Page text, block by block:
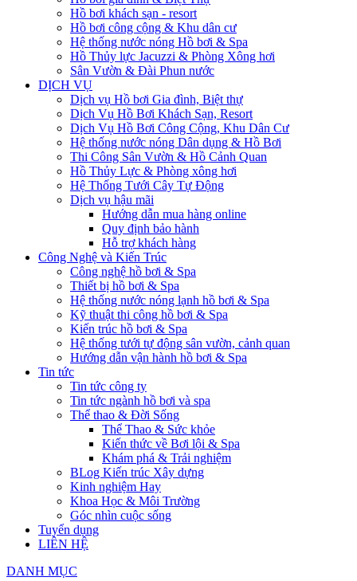
Hồ bơi khách sạn - resort
Hồ bơi công cộng & Khu dân cư
Hệ thống nước nóng Hồ bơi & Spa
Hồ Thủy lực Jacuzzi & Phòng Xông hơi
Sân Vườn & Đài Phun nước
DỊCH VỤ
Dịch vụ Hồ bơi Gia đình, Biệt thự
Dịch Vụ Hồ Bơi Khách Sạn, Resort
Dịch Vụ Hồ Bơi Công Cộng, Khu Dân Cư
Hệ thống nước nóng Dân dụng & Hồ Bơi
Thi Công Sân Vườn & Hồ Cảnh Quan
Hồ Thủy Lực & Phòng xông hơi
Hệ Thống Tưới Cây Tự Động
Dịch vụ hậu mãi
Hướng dẫn mua hàng online
Quy định bảo hành
Hỗ trợ khách hàng
Công Nghệ và Kiến Trúc
Công nghệ hồ bơi & Spa
Thiết bị hồ bơi & Spa
Hệ thống nước nóng lạnh hồ bơi & Spa
Kỹ thuật thi công hồ bơi & Spa
Kiến trúc hồ bơi & Spa
Hệ thống tưới tự động sân vườn, cảnh quan
Hướng dẫn vận hành hồ bơi & Spa
Tin tức
Tin tức công ty
Tin tức ngành hồ bơi và spa
Thể thao & Đời Sống
Thể Thao & Sức khỏe
Kiến thức về Bơi lội & Spa
Khám phá & Trải nghiệm
BLog Kiến trúc Xây dựng
Kinh nghiệm Hay
Khoa Học & Môi Trường
Góc nhìn cuộc sống
Tuyển dụng
LIÊN HỆ
DANH MỤC